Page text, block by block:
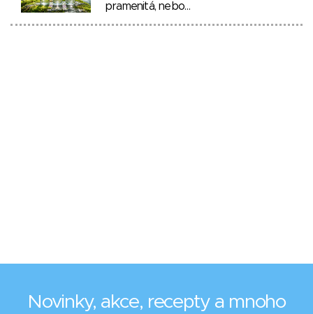
pramenitá, nebo…
Novinky, akce, recepty a mnoho